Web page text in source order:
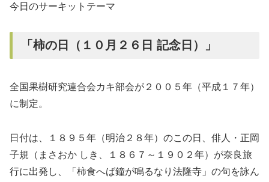
今日のサーキットテーマ
「柿の日（１０月２６日 記念日）」
全国果樹研究連合会カキ部会が２００５年（平成１７年）
に制定。
日付は、１８９５年（明治２８年）のこの日、俳人・正岡
子規（まさおか しき、１８６７～１９０２年）が奈良旅
行に出発し、「柿食へば鐘が鳴るなり法隆寺」の句を詠ん